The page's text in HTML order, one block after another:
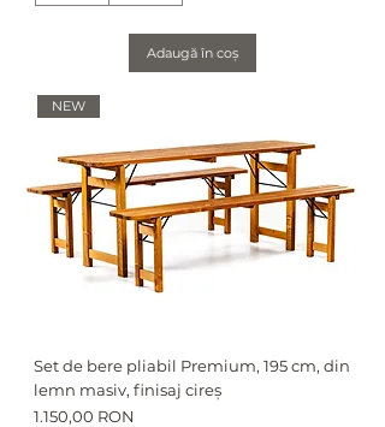
Adaugă în coș
NEW
Set de bere pliabil Premium, 195 cm, din
lemn masiv, finisaj cireș
Preț
1.150,00 RON